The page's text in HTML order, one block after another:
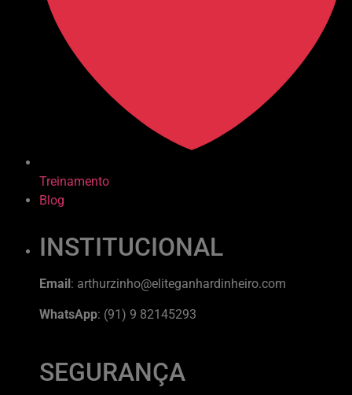
Treinamento
Blog
INSTITUCIONAL
Email : arthurzinho@eliteganhardinheiro.com
WhatsApp: (91) 9 82145293
SEGURANÇA